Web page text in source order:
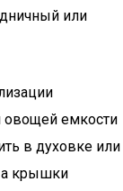
или
овощей емкости
в духовке или
а крышки